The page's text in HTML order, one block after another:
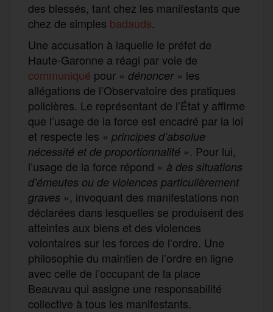
des blessés, tant chez les manifestants que
chez de simples badauds.
Une accusation à laquelle le préfet de
Haute-Garonne a réagi par voie de
communiqué pour « dénoncer » les
allégations de l’Observatoire des pratiques
policières. Le représentant de l’État y affirme
que l’usage de la force est encadré par la loi
et respecte les « principes d’absolue
nécessité et de proportionnalité ». Pour lui,
l’usage de la force répond « à des situations
d’émeutes ou de violences particulièrement
graves », invoquant des manifestations non
déclarées dans lesquelles se produisent des
atteintes aux biens et des violences
volontaires sur les forces de l’ordre. Une
philosophie du maintien de l’ordre en ligne
avec celle de l’occupant de la place
Beauvau qui assigne une responsabilité
collective à tous les manifestants.